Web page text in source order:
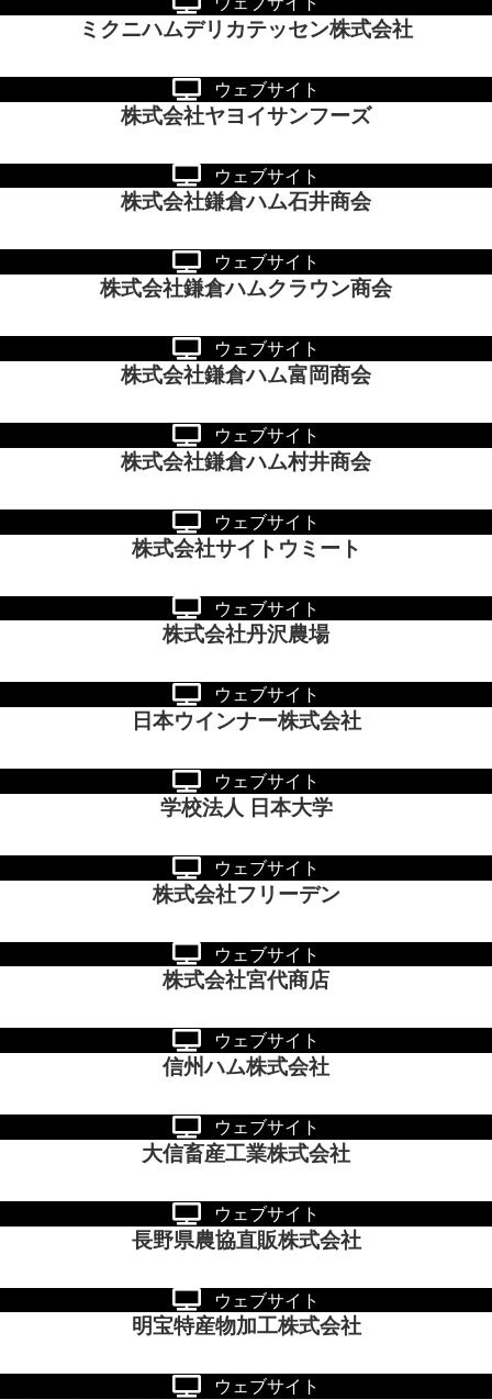
ミクニハムデリカテッセン株式会社
ウェブサイト
株式会社ヤヨイサンフーズ
ウェブサイト
株式会社鎌倉ハム石井商会
ウェブサイト
株式会社鎌倉ハムクラウン商会
ウェブサイト
株式会社鎌倉ハム富岡商会
ウェブサイト
株式会社鎌倉ハム村井商会
ウェブサイト
株式会社サイトウミート
ウェブサイト
株式会社丹沢農場
ウェブサイト
日本ウインナー株式会社
ウェブサイト
学校法人 日本大学
ウェブサイト
株式会社フリーデン
ウェブサイト
株式会社宮代商店
ウェブサイト
信州ハム株式会社
ウェブサイト
大信畜産工業株式会社
ウェブサイト
長野県農協直販株式会社
ウェブサイト
明宝特産物加工株式会社
ウェブサイト